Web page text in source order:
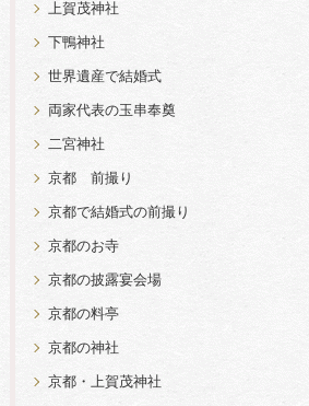
上賀茂神社
下鴨神社
世界遺産で結婚式
両家代表の玉串奉奠
二宮神社
京都 前撮り
京都で結婚式の前撮り
京都のお寺
京都の披露宴会場
京都の料亭
京都の神社
京都・上賀茂神社